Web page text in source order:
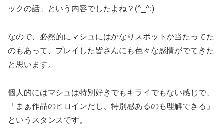
ックの話」という内容でしたよね？(^_^;)
なので、必然的にマシュにはかなりスポットが当たってた
のもあって、プレイした皆さんにも色々な感情がでてきた
と思います。
個人的にはマシュは特別好きでもキライでもない感じで、
「まぁ作品のヒロインだし、特別感あるのも理解できる」
というスタンスです。